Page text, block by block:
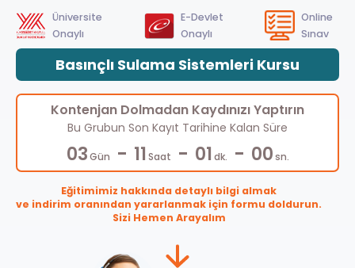
Üniversite
Onaylı
E-Devlet
Onaylı
Online
Sınav
Basınçlı Sulama Sistemleri Kursu
Kontenjan Dolmadan Kaydınızı Yaptırın
Bu Grubun Son Kayıt Tarihine Kalan Süre
03 Gün - 11 Saat - 00dk. - 59 sn.
Eğitimimiz hakkında detaylı bilgi almak
ve indirim oranından yararlanmak için formu doldurun.
Sizi Hemen Arayalım